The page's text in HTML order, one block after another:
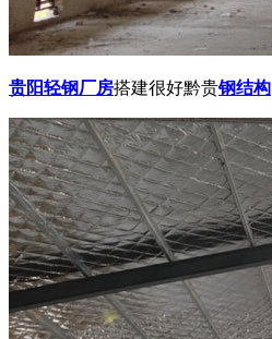
贵阳轻钢厂房搭建很好黔贵钢结构